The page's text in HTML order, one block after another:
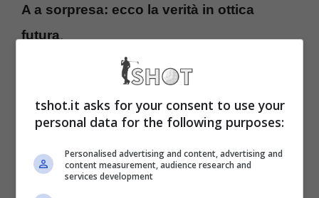
A a sorpresa: ecco la verità in ottica
futura.
Xavi, futuro in Italia: la
chiusura definitiva al
Barcellona
tshot.it asks for your consent to use your
personal data for the following purposes:
Personalised advertising and content, advertising and
content measurement, audience research and
services development